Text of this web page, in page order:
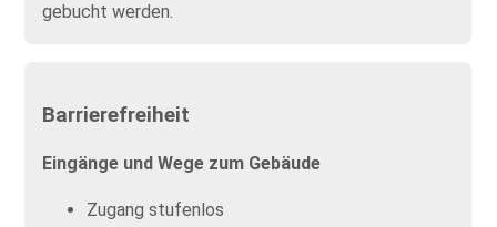
gebucht werden.
Barrierefreiheit
Eingänge und Wege zum Gebäude
Zugang stufenlos